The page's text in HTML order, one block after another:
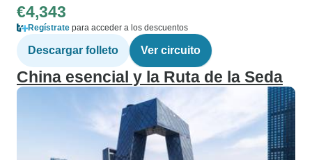
€4,343
Regístrate para acceder a los descuentos
Descargar folleto Ver circuito
China esencial y la Ruta de la Seda